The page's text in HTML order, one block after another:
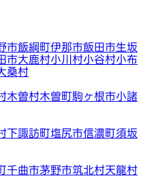
市飯綱町伊那市飯田市生坂
市大鹿村小川村小谷村小布
桑村
木曽村木曽町駒ヶ根市小諸
下諏訪町塩尻市信濃町須坂
千曲市茅野市筑北村天龍村